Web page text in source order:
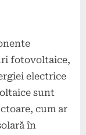
fotovoltaice,
electrice
sunt
cum ar
în